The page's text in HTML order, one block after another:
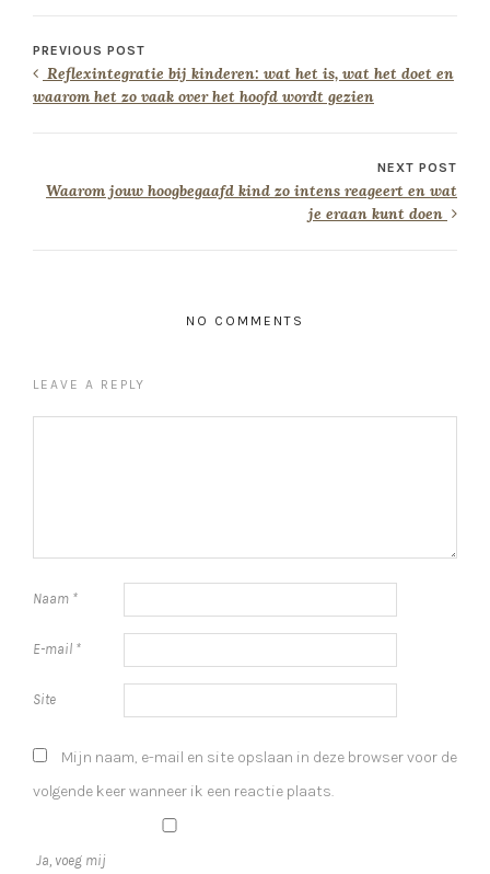
PREVIOUS POST
Reflexintegratie bij kinderen: wat het is, wat het doet en
waarom het zo vaak over het hoofd wordt gezien
NEXT POST
Waarom jouw hoogbegaafd kind zo intens reageert en wat
je eraan kunt doen
NO COMMENTS
LEAVE A REPLY
Naam *
E-mail *
Site
Mijn naam, e-mail en site opslaan in deze browser voor de
volgende keer wanneer ik een reactie plaats.
Ja, voeg mij